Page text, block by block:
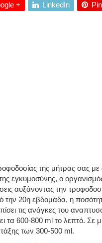
+ LinkedIn
της μήτρας σας με
εγκυμοσύνης, ο
αυξάνοντας την
την 20η εβδομάδα, η
τις ανάγκες του
τα 600-800 ml το λεπτό. Σε
των 300-500 ml.